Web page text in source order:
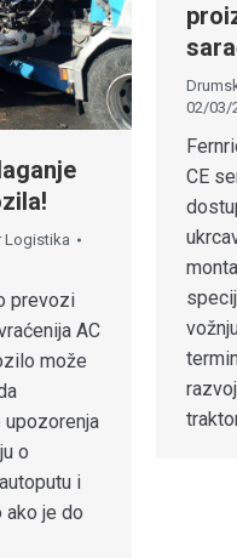
02/03/
CE
Logistika
prevozi
AC
može
o
i
je do